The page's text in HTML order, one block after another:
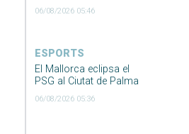
06/08/2026 05:46
ESPORTS
El Mallorca eclipsa el
PSG al Ciutat de Palma
06/08/2026 05:36